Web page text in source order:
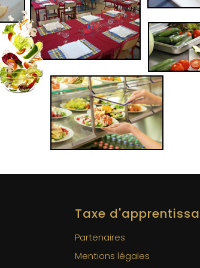
Taxe
Partenaires
Mentions légales